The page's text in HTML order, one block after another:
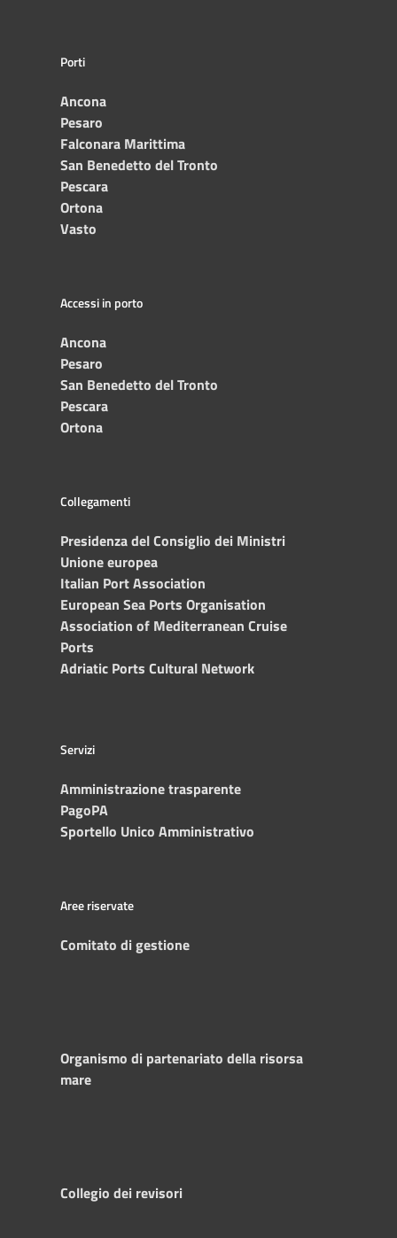
Porti
Ancona
Pesaro
Falconara Marittima
San Benedetto del Tronto
Pescara
Ortona
Vasto
Accessi in porto
Ancona
Pesaro
San Benedetto del Tronto
Pescara
Ortona
Collegamenti
Presidenza del Consiglio dei Ministri
Unione europea
Italian Port Association
European Sea Ports Organisation
Association of Mediterranean Cruise
Ports
Adriatic Ports Cultural Network
Servizi
Amministrazione trasparente
PagoPA
Sportello Unico Amministrativo
Aree riservate
Comitato di gestione
Organismo di partenariato della risorsa
mare
Collegio dei revisori